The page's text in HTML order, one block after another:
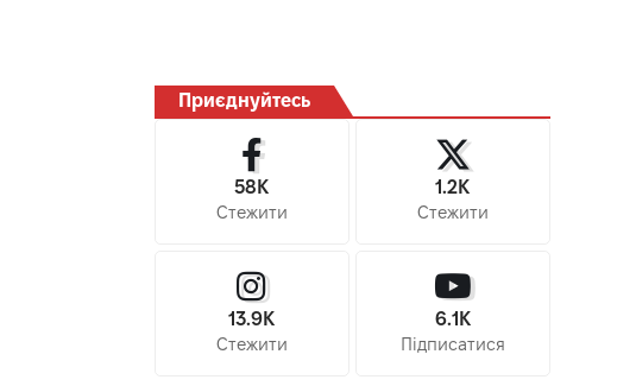
Приєднуйтесь
58K
Стежити
1.2K
Стежити
13.9K
Стежити
6.1K
Підписатися